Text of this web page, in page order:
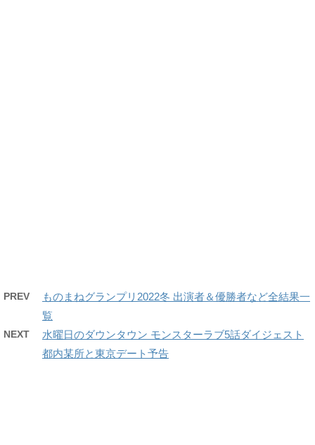
PREV
ものまねグランプリ2022冬 出演者＆優勝者など全結果一
覧
NEXT
水曜日のダウンタウン モンスターラブ5話ダイジェスト
都内某所と東京デート予告